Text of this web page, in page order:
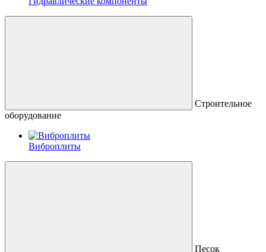
Строительное
оборудование
Виброплиты
Песок